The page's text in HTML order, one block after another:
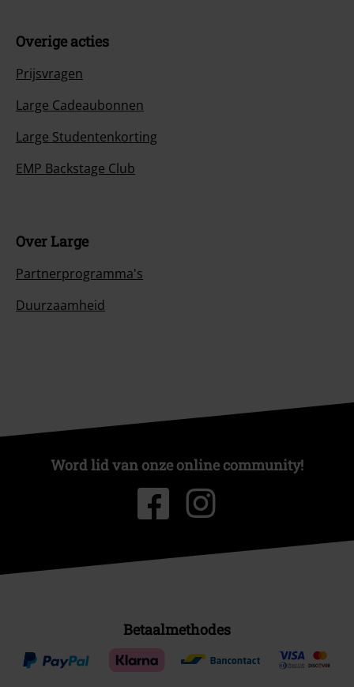
Overige acties
Prijsvragen
Large Cadeaubonnen
Large Studentenkorting
EMP Backstage Club
Over Large
Partnerprogramma's
Duurzaamheid
Word lid van onze online community!
Betaalmethodes